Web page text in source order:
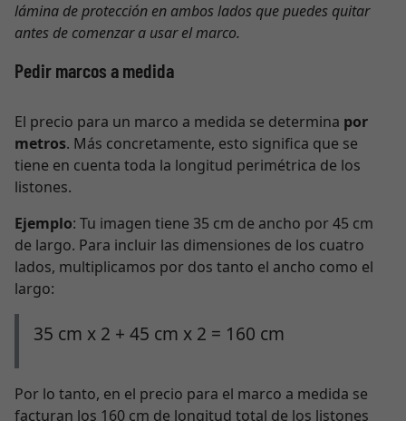
lámina de protección en ambos lados que puedes quitar
antes de comenzar a usar el marco.
Pedir marcos a medida
El precio para un marco a medida se determina por
metros. Más concretamente, esto significa que se
tiene en cuenta toda la longitud perimétrica de los
listones.
Ejemplo: Tu imagen tiene 35 cm de ancho por 45 cm
de largo. Para incluir las dimensiones de los cuatro
lados, multiplicamos por dos tanto el ancho como el
largo:
35 cm x 2 + 45 cm x 2 = 160 cm
Por lo tanto, en el precio para el marco a medida se
facturan los 160 cm de longitud total de los listones